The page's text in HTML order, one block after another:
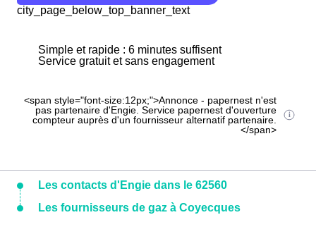
city_page_below_top_banner_text
Simple et rapide : 6 minutes suffisent
Service gratuit et sans engagement
<span style="font-size:12px;">Annonce - papernest n'est
pas partenaire d'Engie. Service papernest d'ouverture
compteur auprès d'un fournisseur alternatif partenaire.
</span>
Les contacts d'Engie dans le 62560
Les fournisseurs de gaz à Coyecques